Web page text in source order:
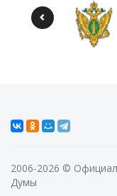
2006-2026 ©
Думы